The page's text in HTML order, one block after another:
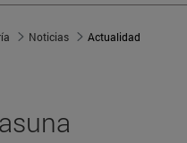
Noticias Actualidad